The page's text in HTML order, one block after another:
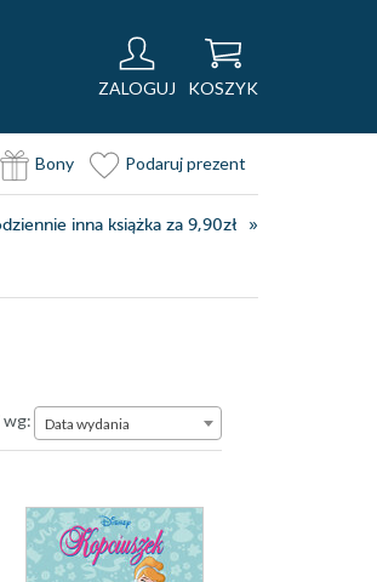
ZALOGUJ KOSZYK
Bony Podaruj prezent
inna książka za 9,90zł
wg:Data wydania
Data wydania